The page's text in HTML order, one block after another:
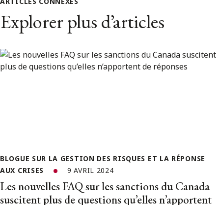
Explorer plus d’articles
BLOGUE SUR LA GESTION DES RISQUES ET LA RÉPONSE
AUX CRISES
9 AVRIL 2024
Les nouvelles FAQ sur les sanctions du Canada
suscitent plus de questions qu’elles n’apportent